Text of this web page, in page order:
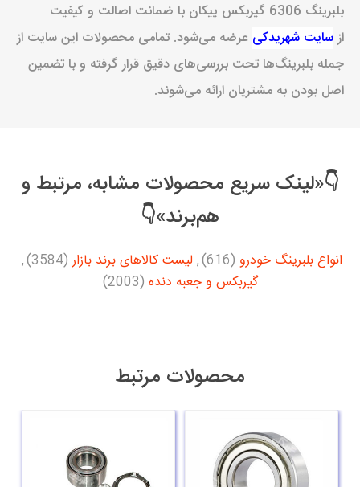
بلبرینگ 6306 گیربکس پیکان با ضمانت اصالت و کیفیت
ازسایت شهریدکی عرضه می‌شود. تمامی محصولات این سایت از
جمله بلبرینگ‌ها تحت بررسی‌های دقیق قرار گرفته و با تضمین
اصل بودن به مشتریان ارائه می‌شوند.
👇«لینک سریع محصولات مشابه، مرتبط و
هم‌برند»👇
انواع بلبرینگ خودرو (616)
,لیست کالاهای برند بازار (3584)
,
گیربکس و جعبه دنده (2003)
محصولات مرتبط